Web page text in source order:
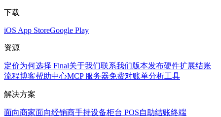
下载
iOS App StoreGoogle Play
资源
定价为何选择 Final关于我们联系我们版本发布硬件扩展结账
流程博客帮助中心MCP 服务器免费对账单分析工具
解决方案
面向商家面向经销商手持设备柜台 POS自助结账终端